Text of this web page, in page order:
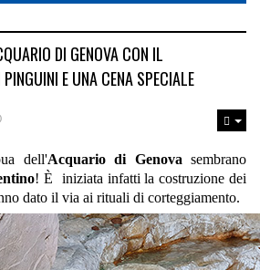
DI GENOVA CON IL
E UNA CENA SPECIALE
dell'Acquario di Genova sembrano
! È iniziata infatti la costruzione dei
dato il via ai rituali di corteggiamento.